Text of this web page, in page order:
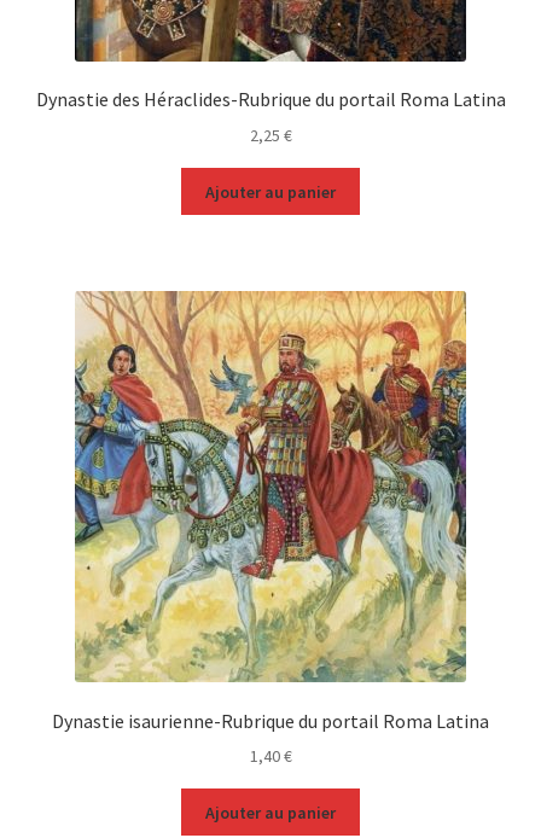
Dynastie des Héraclides-Rubrique du portail Roma Latina
2,25 €
Ajouter au panier
Dynastie isaurienne-Rubrique du portail Roma Latina
1,40€
Ajouter au panier